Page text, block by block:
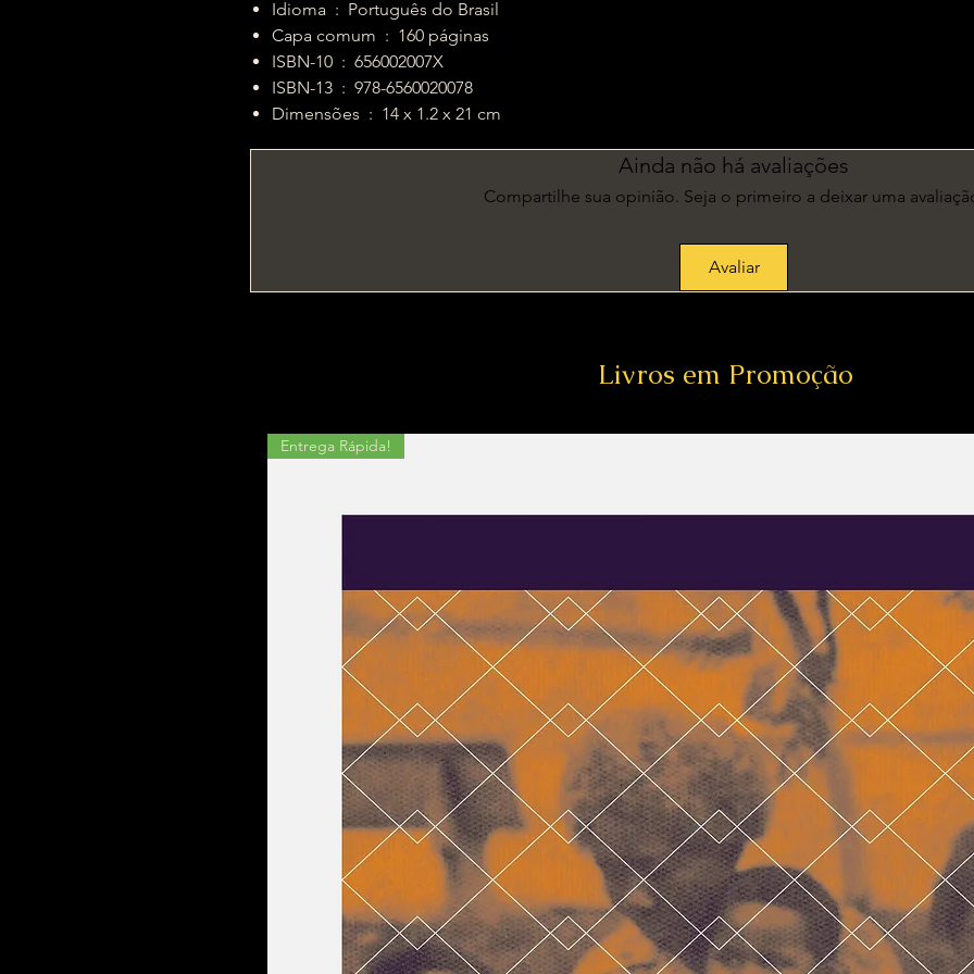
Idioma ‏ : ‎ Português do Brasil
Capa comum ‏ : ‎ 160 páginas
ISBN-10 ‏ : ‎ 656002007X
ISBN-13 ‏ : ‎ 978-6560020078
Dimensões ‏ : ‎ 14 x 1.2 x 21 cm
Ainda não há avaliações
Compartilhe sua opinião. Seja o primeiro a deixar uma
Avaliar
Livros em Promoção
Entrega Rápida!